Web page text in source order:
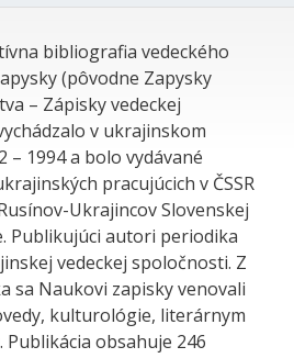
bibliografia vedeckého
(pôvodne Zapysky
– Zápisky vedeckej
v ukrajinskom
– 1994 a bolo vydávané
pracujúcich v ČSSR
Ukrajincov Slovenskej
Publikujúci autori periodika
vedeckej spoločnosti. Z
sa Naukovi zapisky venovali
kulturológie, literárnym
obsahuje 246